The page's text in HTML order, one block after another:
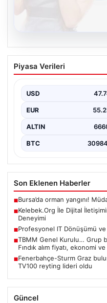
Kelebek.Org İle
Sertifikalı Adresi
irtibat sağlaması ciddi bir
Güncel olarak…
Piyasa Verileri
USD
EUR
ALTIN
BTC
Son Eklenen Haberler
■Bursa’da orman yangını!
■Kelebek.Org İle Dijital
Deneyimi
■Profesyonel IT Dönüşümü ve
■TBMM Genel Kurulu… Grup
Fındık alım fiyatı, ekonomi
■Fenerbahçe-Sturm Graz
TV100 reyting lideri oldu
Güncel